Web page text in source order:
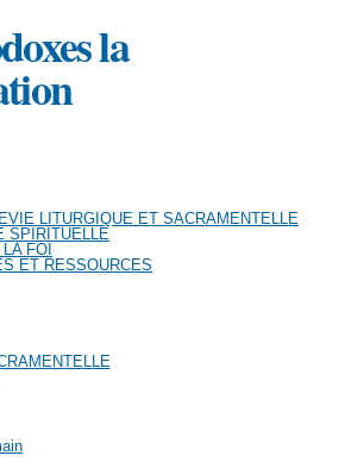
la
VIE LITURGIQUE ET SACRAMENTELLE
SPIRITUELLE
FOI
ET RESSOURCES